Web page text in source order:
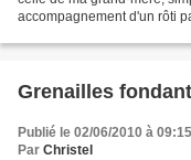
accompagnement d'un rôti
Grenailles
Publié le 02/06/2010 à 09:15
Par Christel